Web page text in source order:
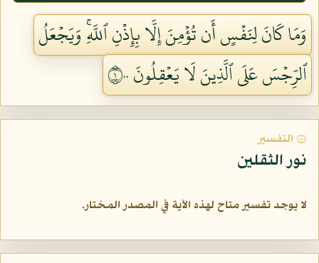
وَمَا كَانَ لِنَفۡسٍ أَن تُؤۡمِنَ إِلَّا بِإِذۡنِ ٱللَّهِۚ وَيَجۡعَلُ
ٱلرِّجۡسَ عَلَى ٱلَّذِينَ لَا يَعۡقِلُونَ ١٠٠
۞ التفسير
نور الثقلين
لا يوجد تفسير متاح لهذه الآية في المصدر المختار.